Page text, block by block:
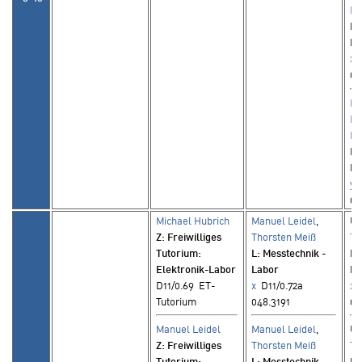
L
x
L
y
Michael Hubrich
Z: Freiwilliges
Tutorium:
Elektronik-Labor
D11/0.69 ET-
Tutorium
Manuel Leidel
Z: Freiwilliges
Manuel Leidel
Thorsten Meiß
L : Messtechnik -
Labor
x D11/0.72a
048.3191
Manuel Leidel,
Thorsten Meiß
L
x